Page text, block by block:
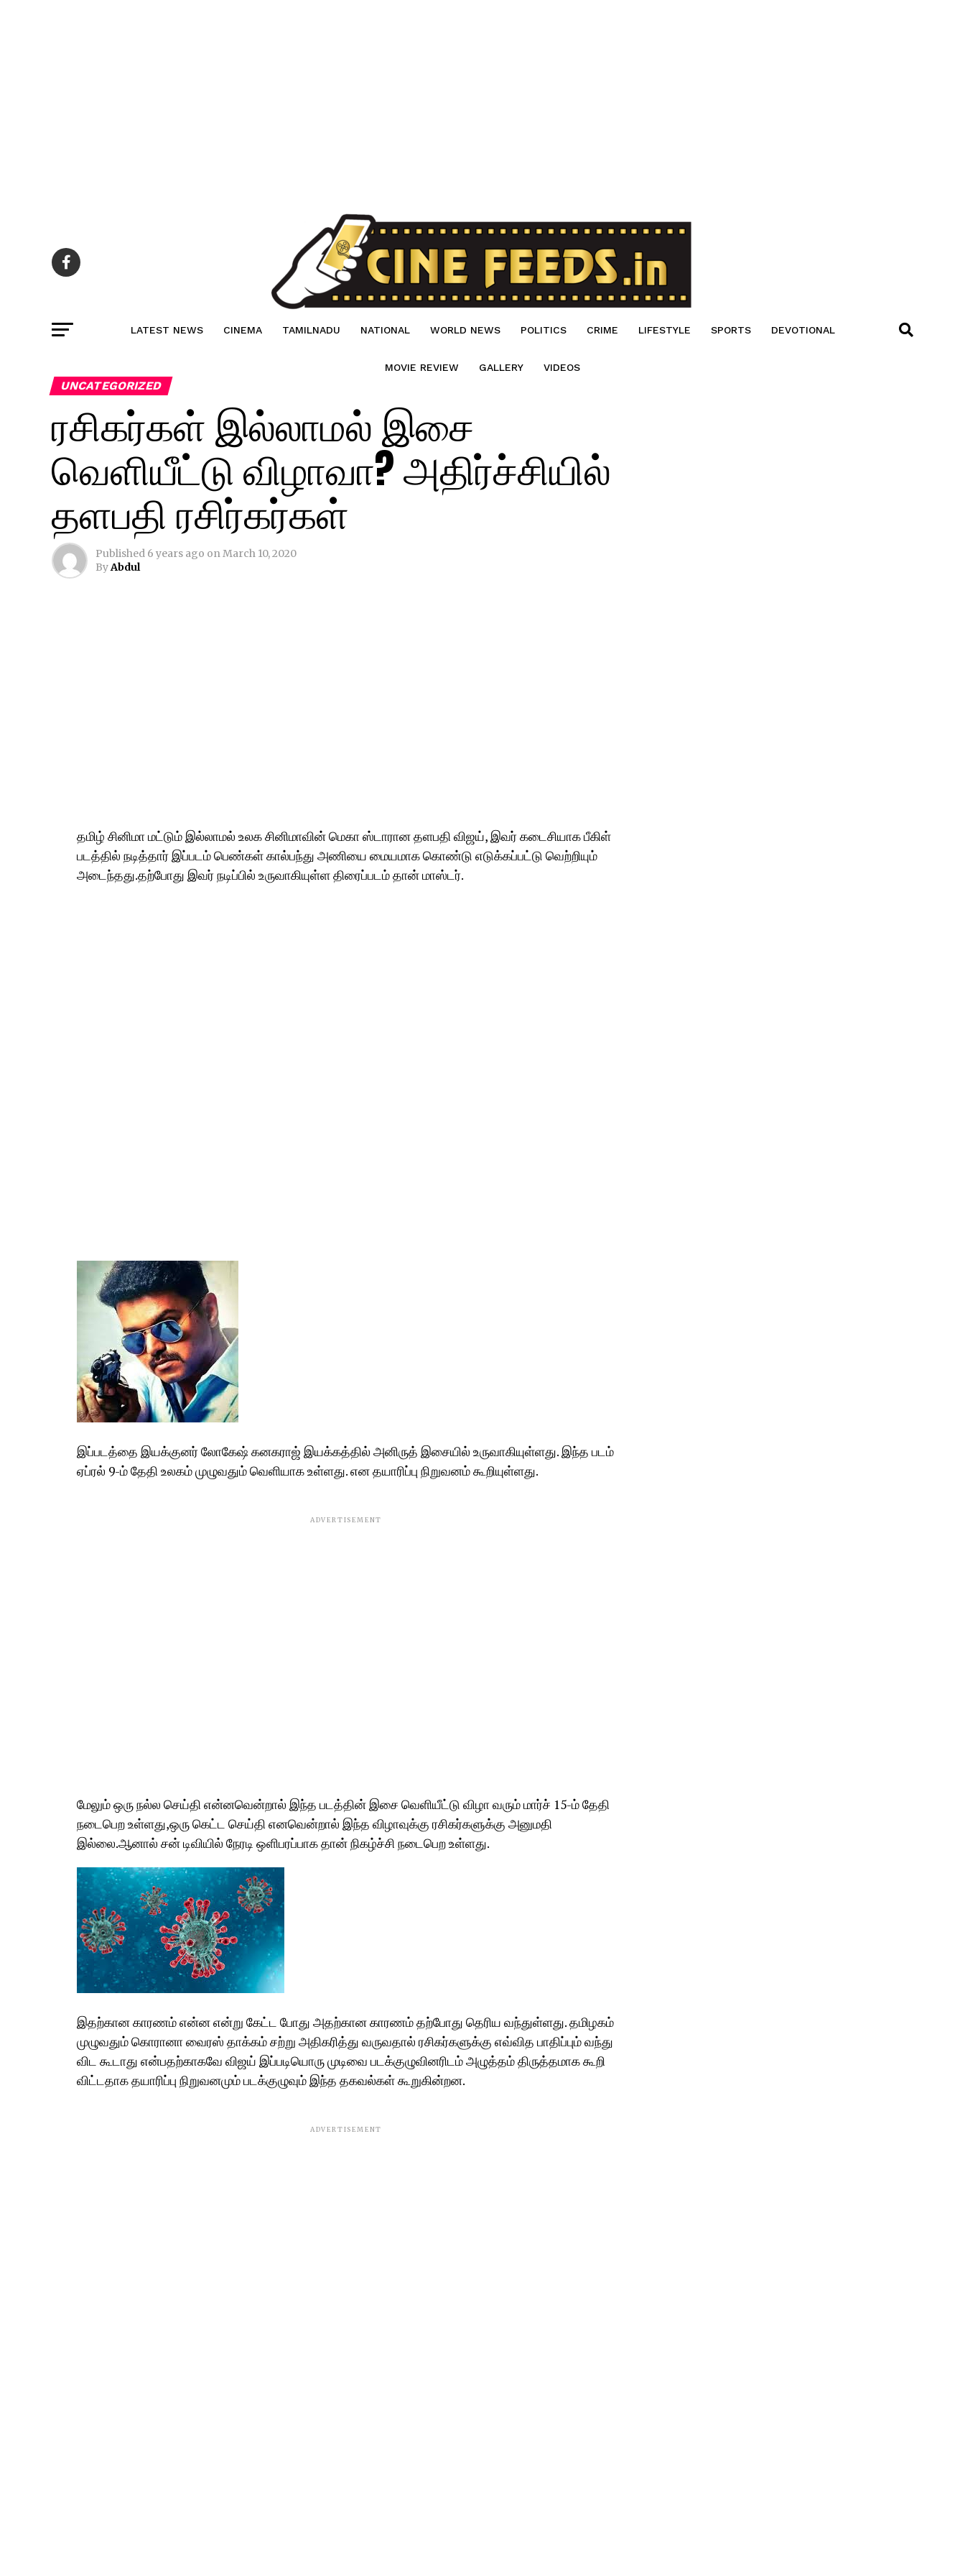
LATEST NEWS CINEMA TAMILNADU NATIONAL WORLD NEWS POLITICS CRIME LIFESTYLE SPORTS DEVOTIONAL
MOVIE REVIEW GALLERY VIDEOS
UNCATEGORIZED
ரசிகர்கள் இல்லாமல் இசை
வெளியீட்டு விழாவா? அதிர்ச்சியில்
தளபதி ரசிர்கர்கள்
Published 6 years ago onMarch 10, 2020
ByAbdul
தமிழ் சினிமா மட்டும் இல்லாமல் உலக சினிமாவின் மெகா ஸ்டாரான தளபதி விஜய், இவர் கடைசியாக பீகிள்
படத்தில் நடித்தார் இப்படம் பெண்கள் கால்பந்து அணியை மையமாக கொண்டு எடுக்கப்பட்டு வெற்றியும்
அடைந்தது.தற்போது இவர் நடிப்பில் உருவாகியுள்ள திரைப்படம் தான் மாஸ்டர்.
இப்படத்தை இயக்குனர் லோகேஷ் கனகராஜ் இயக்கத்தில் அனிருத் இசையில் உருவாகியுள்ளது. இந்த படம்
ஏப்ரல் 9-ம் தேதி உலகம் முழுவதும் வெளியாக உள்ளது. என தயாரிப்பு நிறுவனம் கூறியுள்ளது.
ADVERTISEMENT
மேலும் ஒரு நல்ல செய்தி என்னவென்றால் இந்த படத்தின் இசை வெளியீட்டு விழா வரும் மார்ச் 15-ம் தேதி
நடைபெற உள்ளது,ஒரு கெட்ட செய்தி எனவென்றால் இந்த விழாவுக்கு ரசிகர்களுக்கு அனுமதி
இல்லை.ஆனால் சன் டிவியில் நேரடி ஒளிபரப்பாக தான் நிகழ்ச்சி நடைபெற உள்ளது.
இதற்கான காரணம் என்ன என்று கேட்ட போது அதற்கான காரணம் தற்போது தெரிய வந்துள்ளது. தமிழகம்
முழுவதும் கொரானா வைரஸ் தாக்கம் சற்று அதிகரித்து வருவதால் ரசிகர்களுக்கு எவ்வித பாதிப்பும் வந்து
விட கூடாது என்பதற்காகவே விஜய் இப்படியொரு முடிவை படக்குழுவினரிடம் அழுத்தம் திருத்தமாக கூறி
விட்டதாக தயாரிப்பு நிறுவனமும் படக்குழுவும் இந்த தகவல்கள் கூறுகின்றன.
ADVERTISEMENT